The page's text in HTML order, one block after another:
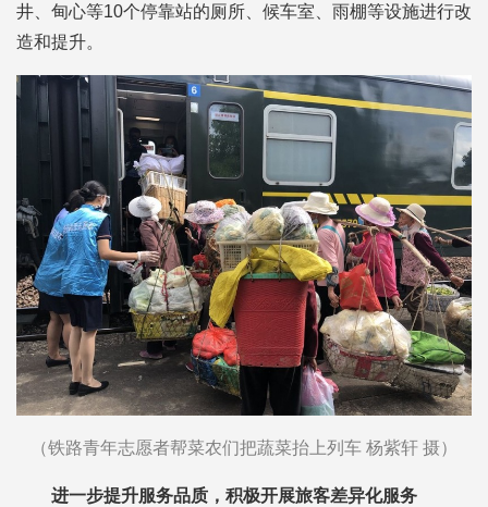
井、甸心等10个停靠站的厕所、候车室、雨棚等设施进行改
造和提升。
（铁路青年志愿者帮菜农们把蔬菜抬上列车 杨紫轩 摄）
进一步提升服务品质，积极开展旅客差异化服务